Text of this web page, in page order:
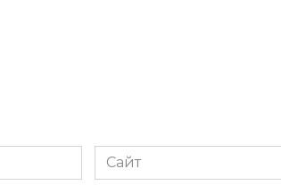
Сайт